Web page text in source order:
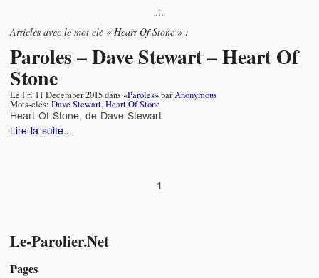
.:.
Articles avec le mot clé « Heart Of Stone » :
Paroles – Dave Stewart – Heart Of
Stone
Le Fri 11 December 2015dans «Paroles» parAnonymous
Mots-clés: Dave Stewart,Heart Of Stone
Heart Of Stone, de Dave Stewart
Lire la suite...
1
Le-Parolier.Net
Pages